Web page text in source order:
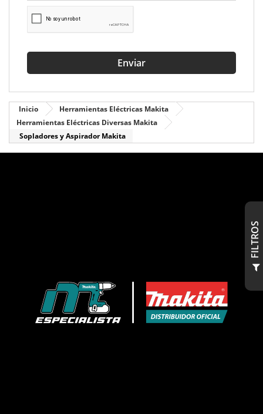
Inicio
Herramientas Eléctricas Makita
Herramientas Eléctricas Diversas Makita
Sopladores y Aspirador Makita
Enviar
S